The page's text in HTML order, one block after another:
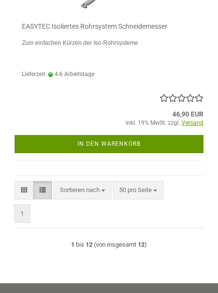
EASYTEC Isoliertes Rohrsystem Schneidemesser
Zum einfachen Kürzen der Iso-Rohrsysteme
Lieferzeit: 4-6 Arbeitstage
46,90 EUR
inkl. 19% MwSt. zzgl. Versand
IN DEN WARENKORB
Sortieren nach
Sortieren nach 50 pro Seite
pro Seite
1
1 bis 12 (von insgesamt 12)